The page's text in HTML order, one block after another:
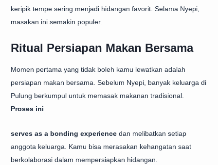
keripik tempe sering menjadi hidangan favorit. Selama Nyepi,
masakan ini semakin populer.
Ritual Persiapan Makan Bersama
Momen pertama yang tidak boleh kamu lewatkan adalah
persiapan makan bersama. Sebelum Nyepi, banyak keluarga di
Pulung berkumpul untuk memasak makanan tradisional.
Proses ini
serves as a bonding experience dan melibatkan setiap
anggota keluarga. Kamu bisa merasakan kehangatan saat
berkolaborasi dalam mempersiapkan hidangan.